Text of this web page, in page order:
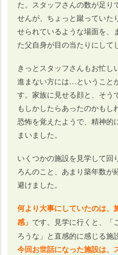
た。スタッフさんの数が足り
せんが、ちょっと蹴っていた
せられているような場面を、
た父自身が目の当たりにして
きっとスタッフさんもお忙し
進まない方には…ということ
す。家族に見せる顔と、そう
もしかしたらあったのかもし
恐怖を覚えたようで、精神的
まいました。
いくつかの施設を見学して回
ろんのこと、あまり築年数が
避けました。
何より大事にしていたのは、
感」 です。見学に行くと、「
ろうな」と直感的に感じる施
今回お世話になった施設は、